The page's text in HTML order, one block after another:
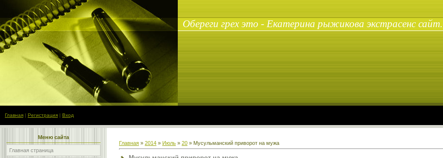
Обереги грех это - Екатерина рыжикова экстрасенс сайт.
Главная | Регистрация | Вход
Меню сайта
Главная страница
Главная » 2014 » Июль » 20 » Мусульманский приворот на мужа